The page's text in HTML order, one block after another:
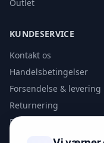
Outlet
KUNDESERVICE
Kontakt os
Handelsbetingelser
Forsendelse & levering
Returnering
Privatlivspolitik